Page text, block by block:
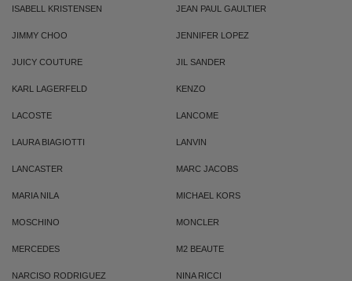
ISABELL KRISTENSEN JEAN PAUL GAULTIER
JIMMY CHOO JENNIFER LOPEZ
JUICY COUTURE JIL SANDER
KARL LAGERFELD KENZO
LACOSTE LANCOME
LAURA BIAGIOTTI LANVIN
LANCASTER MARC JACOBS
MARIA NILA MICHAEL KORS
MOSCHINO MONCLER
MERCEDES M2 BEAUTE
NARCISO RODRIGUEZ NINA RICCI